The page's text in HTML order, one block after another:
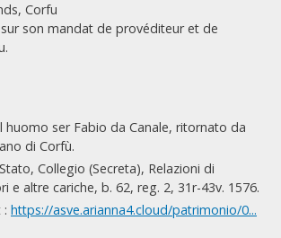
Corfu
son mandat de provéditeur et de
huomo ser Fabio da Canale, ritornato da
di Corfù.
Collegio (Secreta), Relazioni di
e altre cariche, b. 62, reg. 2, 31r-43v. 1576.
: https://asve.arianna4.cloud/patrimonio/0...